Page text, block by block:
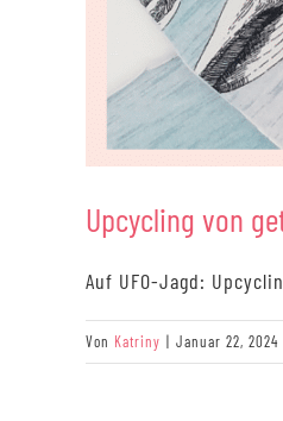
Upcycling von
Auf UFO-Jagd:
Von Katriny | Januar 22, 2024